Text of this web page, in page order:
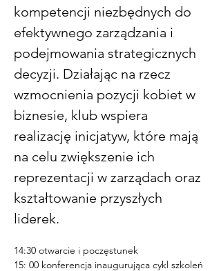
kompetencji niezbędnych do
efektywnego zarządzania i
podejmowania strategicznych
decyzji. Działając na rzecz
wzmocnienia pozycji kobiet w
biznesie, klub wspiera
realizację inicjatyw, które mają
na celu zwiększenie ich
reprezentacji w zarządach oraz
kształtowanie przyszłych
liderek.
14:30 otwarcie i poczęstunek
15: 00 konferencja inaugurująca cykl szkoleń